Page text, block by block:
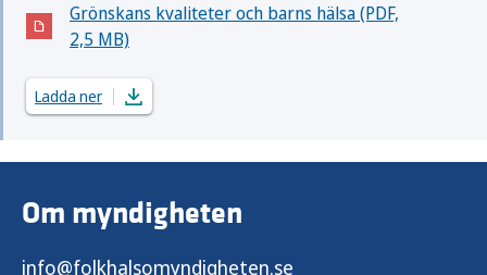
Grönskans kvaliteter och barns hälsa (PDF,
2,5 MB)
(Öppnas i nytt fönster)
Ladda ner
Om myndigheten
info@folkhalsomyndigheten.se